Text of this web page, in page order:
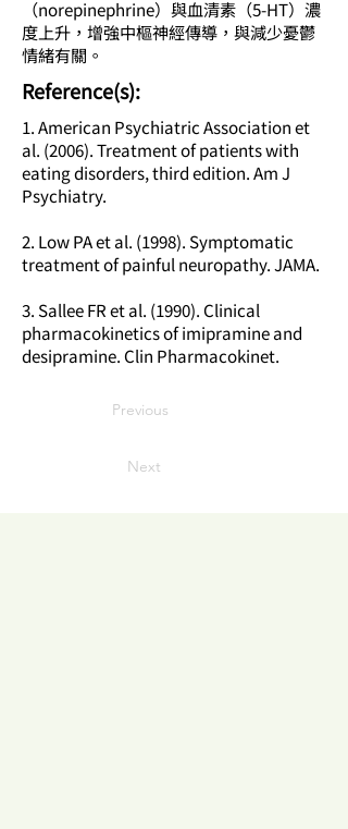
（norepinephrine）與血清素（5-HT）濃
度上升，增強中樞神經傳導，與減少憂鬱
情緒有關。
​Reference(s):
1. American Psychiatric Association et
al. (2006). Treatment of patients with
eating disorders, third edition. Am J
Psychiatry.
2. Low PA et al. (1998). Symptomatic
treatment of painful neuropathy. JAMA.
3. Sallee FR et al. (1990). Clinical
pharmacokinetics of imipramine and
desipramine. Clin Pharmacokinet.
Previous
Next